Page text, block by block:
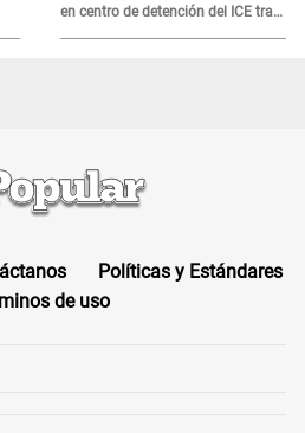
en centro de detención del ICE tras
sufrir una "emergencia médica"
Políticas y Estándares
de uso